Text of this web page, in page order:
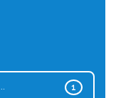
1